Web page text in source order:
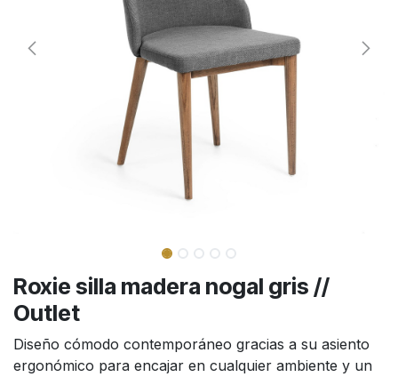
Roxie silla madera nogal gris //
Outlet
Diseño cómodo contemporáneo gracias a su asiento
ergonómico para encajar en cualquier ambiente y un